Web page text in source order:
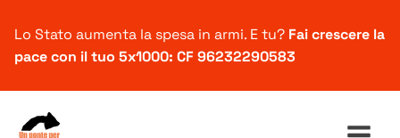
Lo Stato aumenta la spesa in armi. E tu? Fai crescere la
pace con il tuo 5x1000: CF 96232290583